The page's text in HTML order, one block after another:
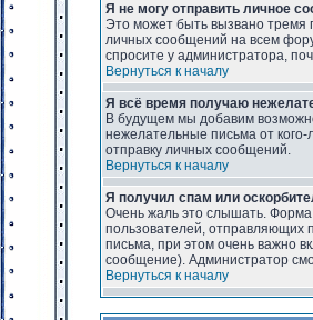
Я не могу отправить личное
Это может быть вызвано тремя
личных сообщений на всем
спросите у администратора,
Вернуться к началу
Я всё время получаю
В будущем мы добавим
нежелательные письма от
отправку личных сообщений.
Вернуться к началу
Я получил спам или
Очень жаль это слышать.
пользователей, отправляющих
письма, при этом очень важно
сообщение). Администратор
Вернуться к началу